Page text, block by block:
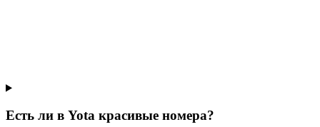
Есть ли в Yota красивые номера?